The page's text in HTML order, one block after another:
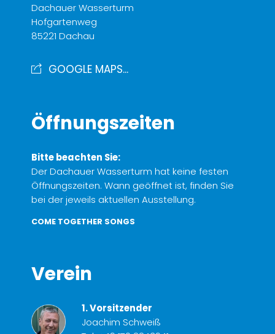
Dachauer Wasserturm
Hofgartenweg
85221 Dachau
GOOGLE MAPS...
Öffnungszeiten
Bitte beachten Sie:
Der Dachauer Wasserturm hat keine festen
Öffnungszeiten. Wann geöffnet ist, finden Sie
bei der jeweils aktuellen Ausstellung.
COME TOGETHER SONGS
Verein
1. Vorsitzender
Joachim Schweiß